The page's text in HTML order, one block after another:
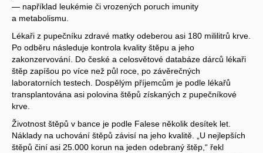
— například leukémie či vrozených poruch imunity
a metabolismu.
Lékaři z pupečníku zdravé matky odeberou asi 180 mililitrů krve.
Po odběru následuje kontrola kvality štěpu a jeho
zakonzervování. Do české a celosvětové databáze dárců lékaři
štěp zapíšou po více než půl roce, po závěrečných
laboratorních testech. Dospělým příjemcům je podle lékařů
transplantována asi polovina štěpů získaných z pupečníkové
krve.
Životnost štěpů v bance je podle Falese několik desítek let.
Náklady na uchování štěpů závisí na jeho kvalitě. „U nejlepších
štěpů činí asi 25.000 korun na jeden odebraný štěp,“ řekl